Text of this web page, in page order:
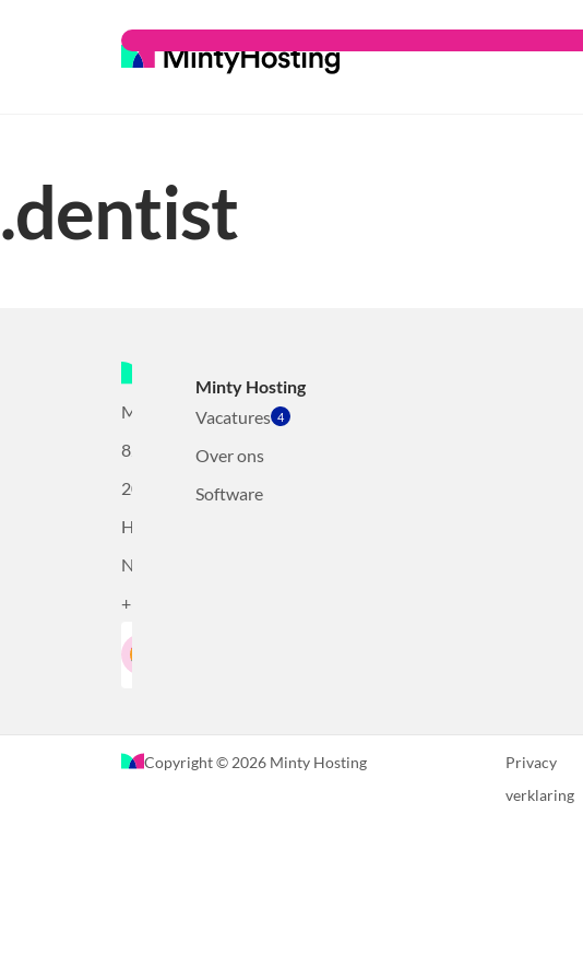
.dentist
Mollerusweg
82
2031BZ
Haarlem,
Nederland
+31232305815
Minty Hosting
Vacatures 4
Over ons
Software
Copyright © 2026 Minty Hosting
Privacy
verklaring